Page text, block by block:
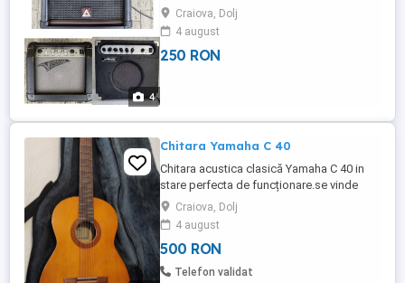
4
,tehnologie transtube , stare foarte buna
de functionare. amplificator chitara Vision
GW-15 , putere 15 w , doua canale ( clean
si oberdrive ), stare foarte buna. Si ,
Craiova, Dolj
4 august
250 RON
Chitara Yamaha C 40
Chitara acustica clasică Yamaha C 40 in
stare perfecta de funcționare.se vinde
împreună cu husa.
Craiova, Dolj
4 august
500 RON
Telefon validat